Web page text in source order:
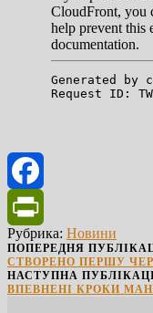
Facebook
PrintFriendly
Рубрика: Новини
ПОПЕРЕДНЯ
СТВОРЕНО ПЕРШУ
НАСТУПНА
ВПЕВНЕНІ КРОКИ